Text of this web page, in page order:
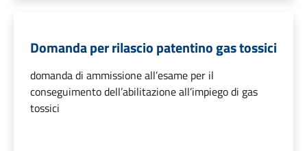
Domanda per rilascio patentino gas tossici
domanda di ammissione all’esame per il
conseguimento dell’abilitazione all’impiego di gas
tossici